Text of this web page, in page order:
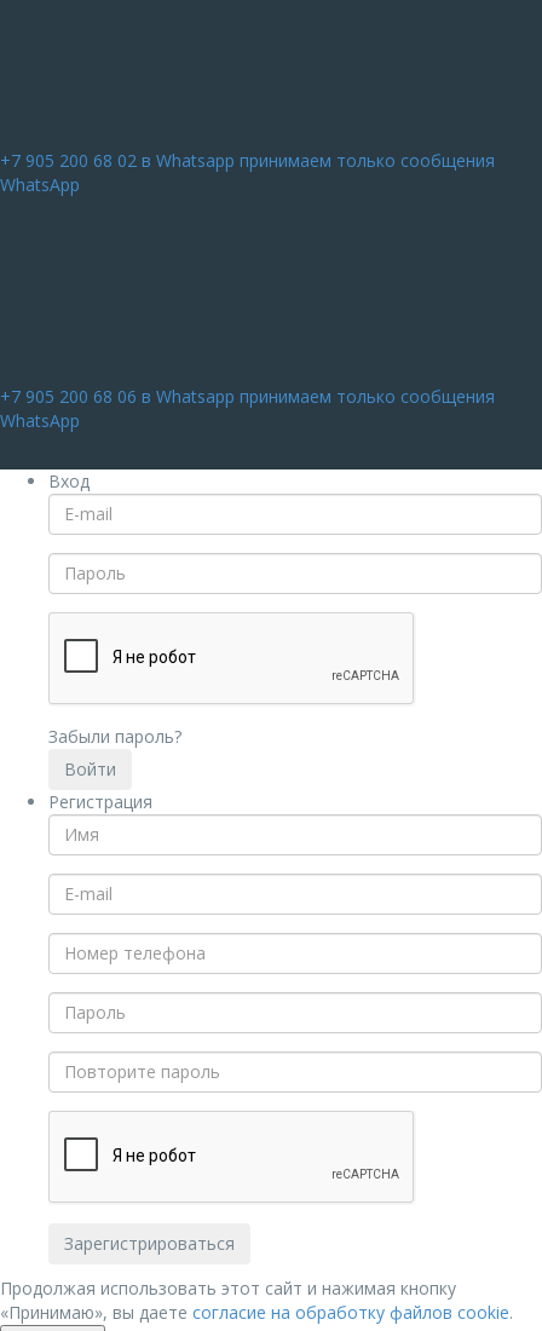
+7 905 200 68 02 в Whatsapp принимаем только сообщения
WhatsApp
+7 905 200 68 06 в Whatsapp принимаем только сообщения
WhatsApp
Вход
Забыли пароль?
Регистрация
Продолжая использовать этот сайт и нажимая кнопку
«Принимаю», вы даете согласие на обработку файлов cookie.